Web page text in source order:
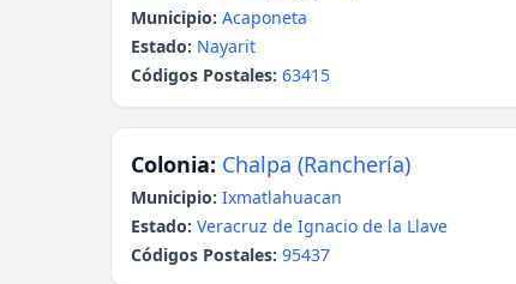
Municipio: Acaponeta
Estado: Nayarit
Códigos Postales: 63415
Colonia: Chalpa (Ranchería)
Municipio: Ixmatlahuacan
Estado: Veracruz de Ignacio de la Llave
Códigos Postales: 95437